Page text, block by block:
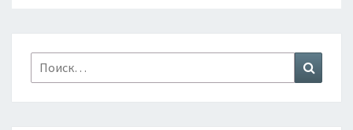
Найти: